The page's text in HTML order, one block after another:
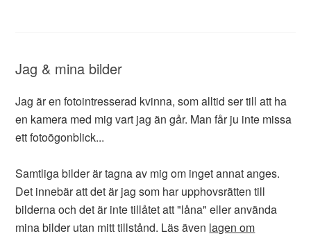
Jag & mina bilder
Jag är en fotointresserad kvinna, som alltid ser till att ha
en kamera med mig vart jag än går. Man får ju inte missa
ett fotoögonblick...
Samtliga bilder är tagna av mig om inget annat anges.
Det innebär att det är jag som har upphovsrätten till
bilderna och det är inte tillåtet att "låna" eller använda
mina bilder utan mitt tillstånd. Läs även lagen om